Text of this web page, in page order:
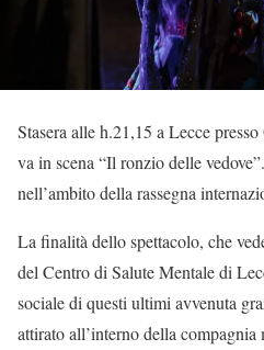
Stasera alle h.21,15 a Lecce
va in scena “Il ronzio delle
nell’ambito della rassegna
La finalità dello spettacolo, che
del Centro di Salute Mentale di
sociale di questi ultimi avvenuta
attirato all’interno della